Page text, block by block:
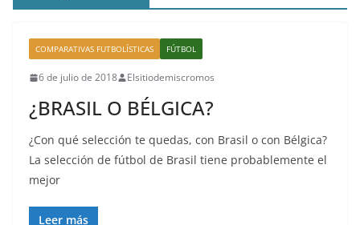
COMPARATIVAS FUTBOLÍSTICAS FÚTBOL
6 de julio de 2018 Elsitiodemiscromos
¿BRASIL O BÉLGICA?
¿Con qué selección te quedas, con Brasil o con Bélgica?
La selección de fútbol de Brasil tiene probablemente el
mejor
Leer más